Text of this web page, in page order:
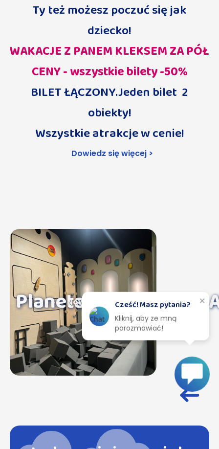
Ty też możesz poczuć się jak
dziecko!
WAKACJE Z PANEM KLEKSEM ZA PÓŁ
CENY - wszystkie bilety -50%
BILET ŁĄCZONY.Jeden bilet 2
obiekty!
Wszystkie atrakcje w cenie!
Dowiedz się więcej >
Planeta Mango
Nowość ✕
Cześć! Masz pytania?
Kliknij, aby ze mną
porozmawiać!